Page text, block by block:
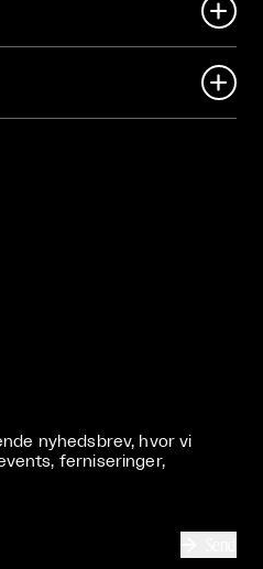


nyhedsbrev, hvor vi
ferniseringer,